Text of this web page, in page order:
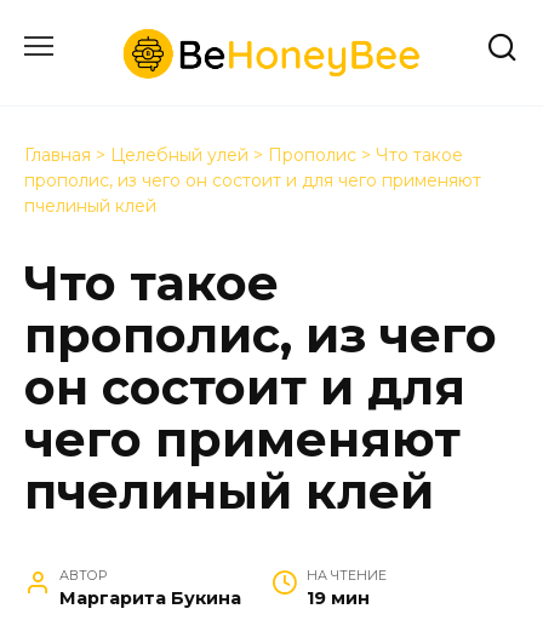
содержанию
Главная > Целебный улей > Прополис > Что такое
прополис, из чего он состоит и для чего применяют
пчелиный клей
Что такое
прополис, из чего
он состоит и для
чего применяют
пчелиный клей
АВТОР
Маргарита Букина
НА ЧТЕНИЕ
19 мин